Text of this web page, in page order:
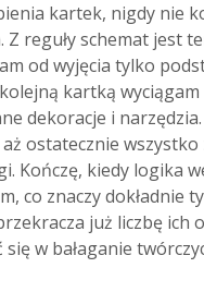
kartek, nigdy nie
Z reguły schemat jest
od wyjęcia tylko
kartką
dekoracje i
ostatecznie wszystko
Kończę, kiedy logika
co znaczy dokładnie
już liczbę ich
w bałaganie